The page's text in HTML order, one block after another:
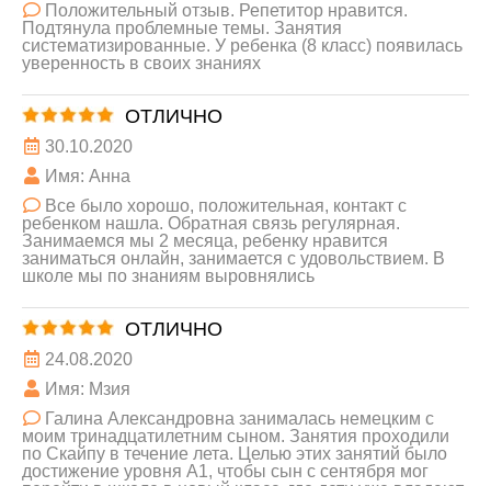
Положительный отзыв. Репетитор нравится.
Подтянула проблемные темы. Занятия
систематизированные. У ребенка (8 класс) появилась
уверенность в своих знаниях
ОТЛИЧНО
30.10.2020
Имя: Анна
Все было хорошо, положительная, контакт с
ребенком нашла. Обратная связь регулярная.
Занимаемся мы 2 месяца, ребенку нравится
заниматься онлайн, занимается с удовольствием. В
школе мы по знаниям выровнялись
ОТЛИЧНО
24.08.2020
Имя: Мзия
Галина Александровна занималась немецким с
моим тринадцатилетним сыном. Занятия проходили
по Скайпу в течение лета. Целью этих занятий было
достижение уровня А1, чтобы сын с сентября мог